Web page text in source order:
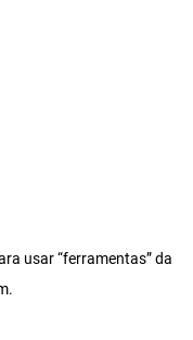
usar “ferramentas” da